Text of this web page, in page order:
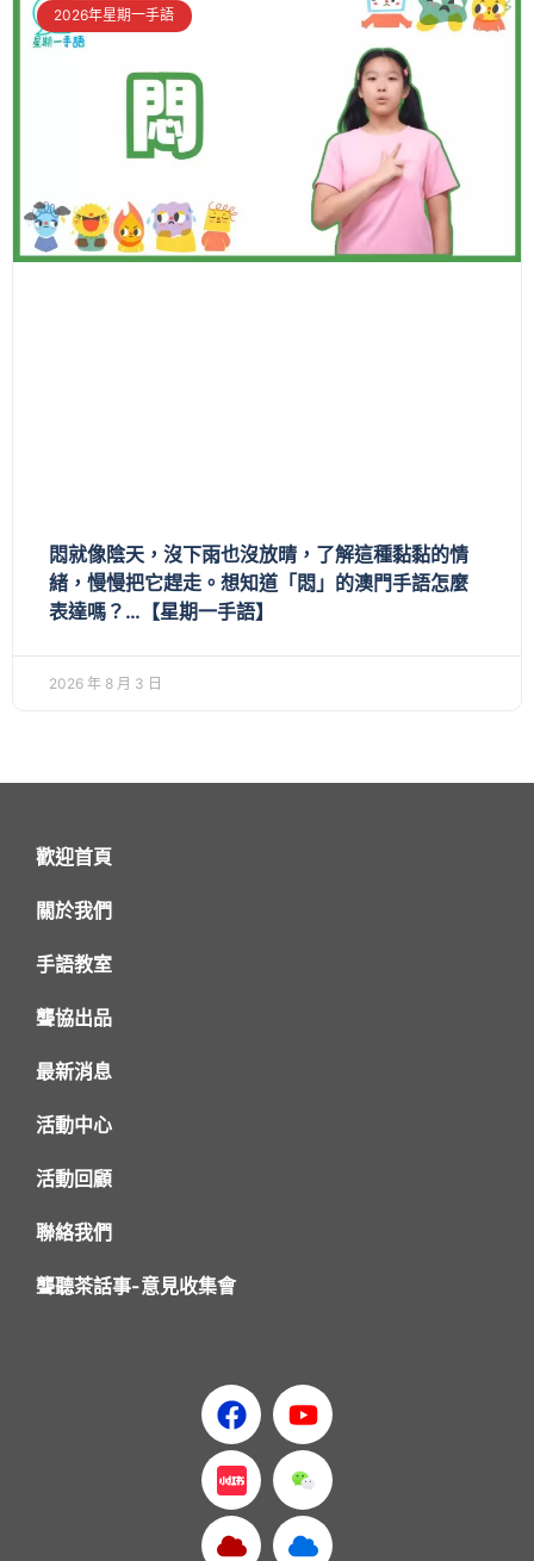
2026年星期一手語
悶就像陰天，沒下雨也沒放晴，了解這種黏黏的情
緒，慢慢把它趕走。想知道「悶」的澳門手語怎麼
表達嗎？…【星期一手語】
2026 年 8 月 3 日
歡迎首頁
關於我們
手語教室
聾協出品
最新消息
活動中心
活動回顧
聯絡我們
聾聽茶話事-意見收集會